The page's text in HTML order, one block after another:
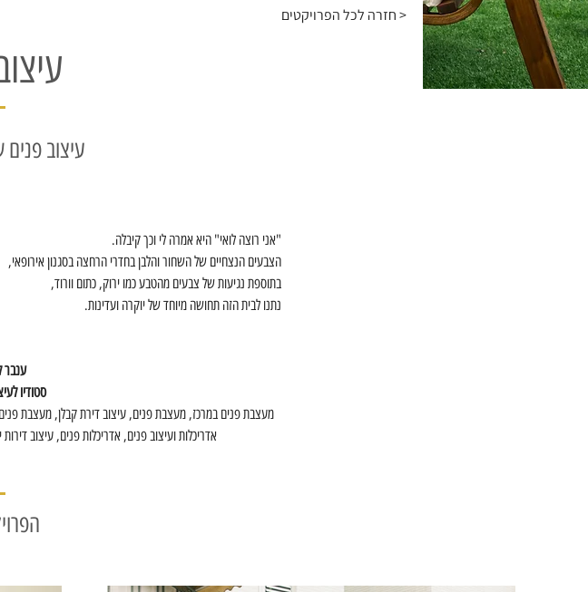
חזרה לכל הפרויקטים >
עיצוב
"אני רוצה לואי" היא אמרה לי וכך קיבלה.
הצבעים הנצחיים של השחור והלבן בחדרי הרחצה בסגנון אירופאי,
בתוספת נגיעות של צבעים מהטבע כמו ירוק, כתום וורוד,
נתנו לבית הזה תחושה מיוחד של יוקרה ועדינות.
ענבר
סטודיו
מעצבת פנים במרכז, מעצבת פנים, עיצוב דירת קבלן, מעצבת
אדריכלות ועיצוב פנים, אדריכלות פנים, עיצוב